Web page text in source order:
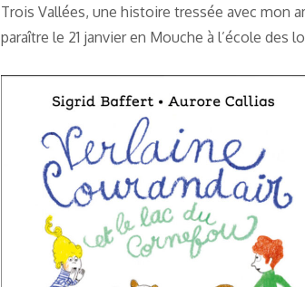
Trois Vallées, une histoire tressée avec mon
paraître le 21 janvier en Mouche à l’école des